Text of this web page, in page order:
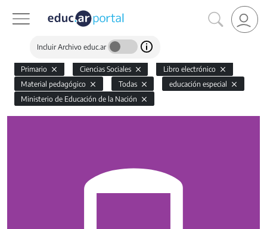
Incluir Archivo educ.ar
Primario Ciencias Sociales
Libro electrónico
Material pedagógico
Todas
educación especial
Ministerio de Educación de la Nación